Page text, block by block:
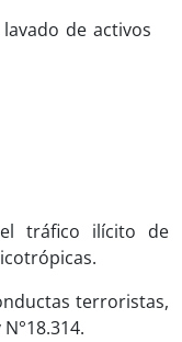
de activos
el tráfico ilícito de
terroristas,